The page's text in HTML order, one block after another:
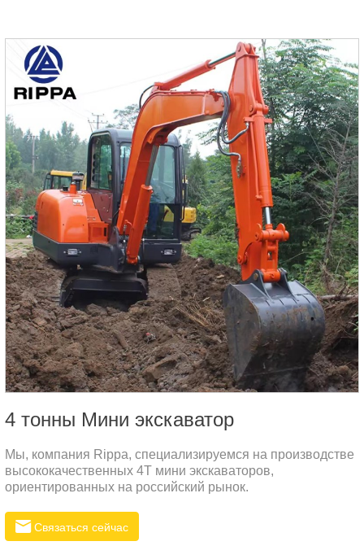
различных тяжелых операций.
4 тонны Мини экскаватор
Мы, компания Rippa, специализируемся на производстве
высококачественных 4T мини экскаваторов,
ориентированных на российский рынок.
Связаться сейчас